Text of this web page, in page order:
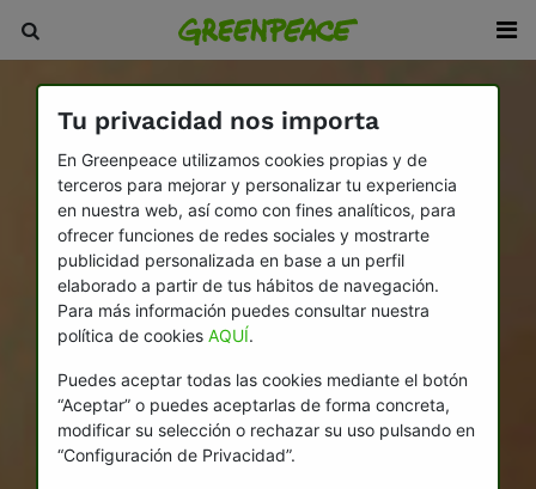
Tu privacidad nos importa
En Greenpeace utilizamos cookies propias y de
terceros para mejorar y personalizar tu experiencia
en nuestra web, así como con fines analíticos, para
ofrecer funciones de redes sociales y mostrarte
publicidad personalizada en base a un perfil
elaborado a partir de tus hábitos de navegación.
Para más información puedes consultar nuestra
política de cookies AQUÍ.
Puedes aceptar todas las cookies mediante el botón
“Aceptar” o puedes aceptarlas de forma concreta,
modificar su selección o rechazar su uso pulsando en
“Configuración de Privacidad”.